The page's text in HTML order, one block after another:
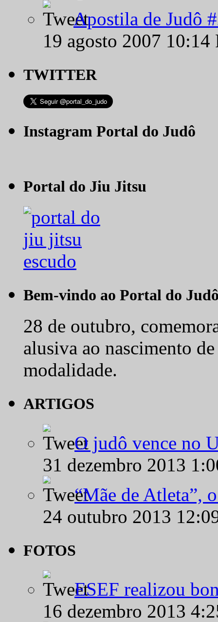
Apostila de Judô
19 agosto 2007
TWITTER
Instagram Portal do Judô
Portal do Jiu Jitsu
Bem-vindo ao Portal do
28 de outubro,
alusiva ao nascimento
modalidade.
ARTIGOS
O judô vence no
31 dezembro 2013
“Mãe de Atleta”,
24 outubro 2013
FOTOS
ESEF realizou
16 dezembro 2013